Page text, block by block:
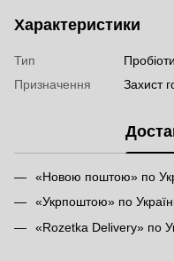
Характеристики
Тип
Призначення
Захист
«Новою поштою» по
«Укрпоштою» по
«Rozetka Delivery» по